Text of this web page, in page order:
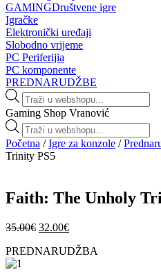
GAMINGDruštvene igre
Igračke
Elektronički uređaji
Slobodno vrijeme
PC Periferijia
PC komponente
PREDNARUDŽBE
Products
search
Gaming Shop Vranović
Products
search
Početna /Igre za konzole /
Trinity PS5
Faith: The Unholy
35.00€ Izvorna
bila
32.00€Trenutna
je:
PREDNARUDŽBA